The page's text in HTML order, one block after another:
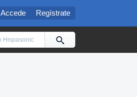
Accede Regístrate